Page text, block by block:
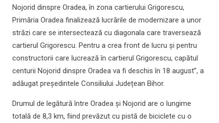
Nojorid dinspre Oradea, în zona cartierului Grigorescu,
Primăria Oradea finalizează lucrările de modernizare a unor
străzi care se intersectează cu diagonala care traversează
cartierul Grigorescu. Pentru a crea front de lucru și pentru
constructorii care lucrează în cartierul Grigorescu, capătul
centurii Nojorid dinspre Oradea va fi deschis în 18 august”, a
adăugat președintele Consiliului Județean Bihor.
Drumul de legătură între Oradea și Nojorid are o lungime
totală de 8,3 km, fiind prevăzut cu pistă de biciclete cu o